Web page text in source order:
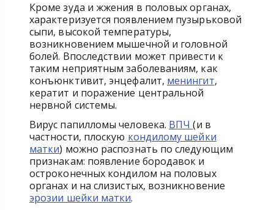
Кроме зуда и жжения в половых органах,
характеризуется появлением пузырьковой
сыпи, высокой температуры,
возникновением мышечной и головной
болей. Впоследствии может привести к
таким неприятным заболеваниям, как
конъюнктивит, энцефалит, менингит,
кератит и поражение центральной
нервной системы.
Вирус папилломы человека. ВПЧ(и в
частности, плоскую кондилому шейки
матки) можно распознать по следующим
признакам: появление бородавок и
остроконечных кондилом на половых
органах и на слизистых, возникновение
эрозии шейки матки.